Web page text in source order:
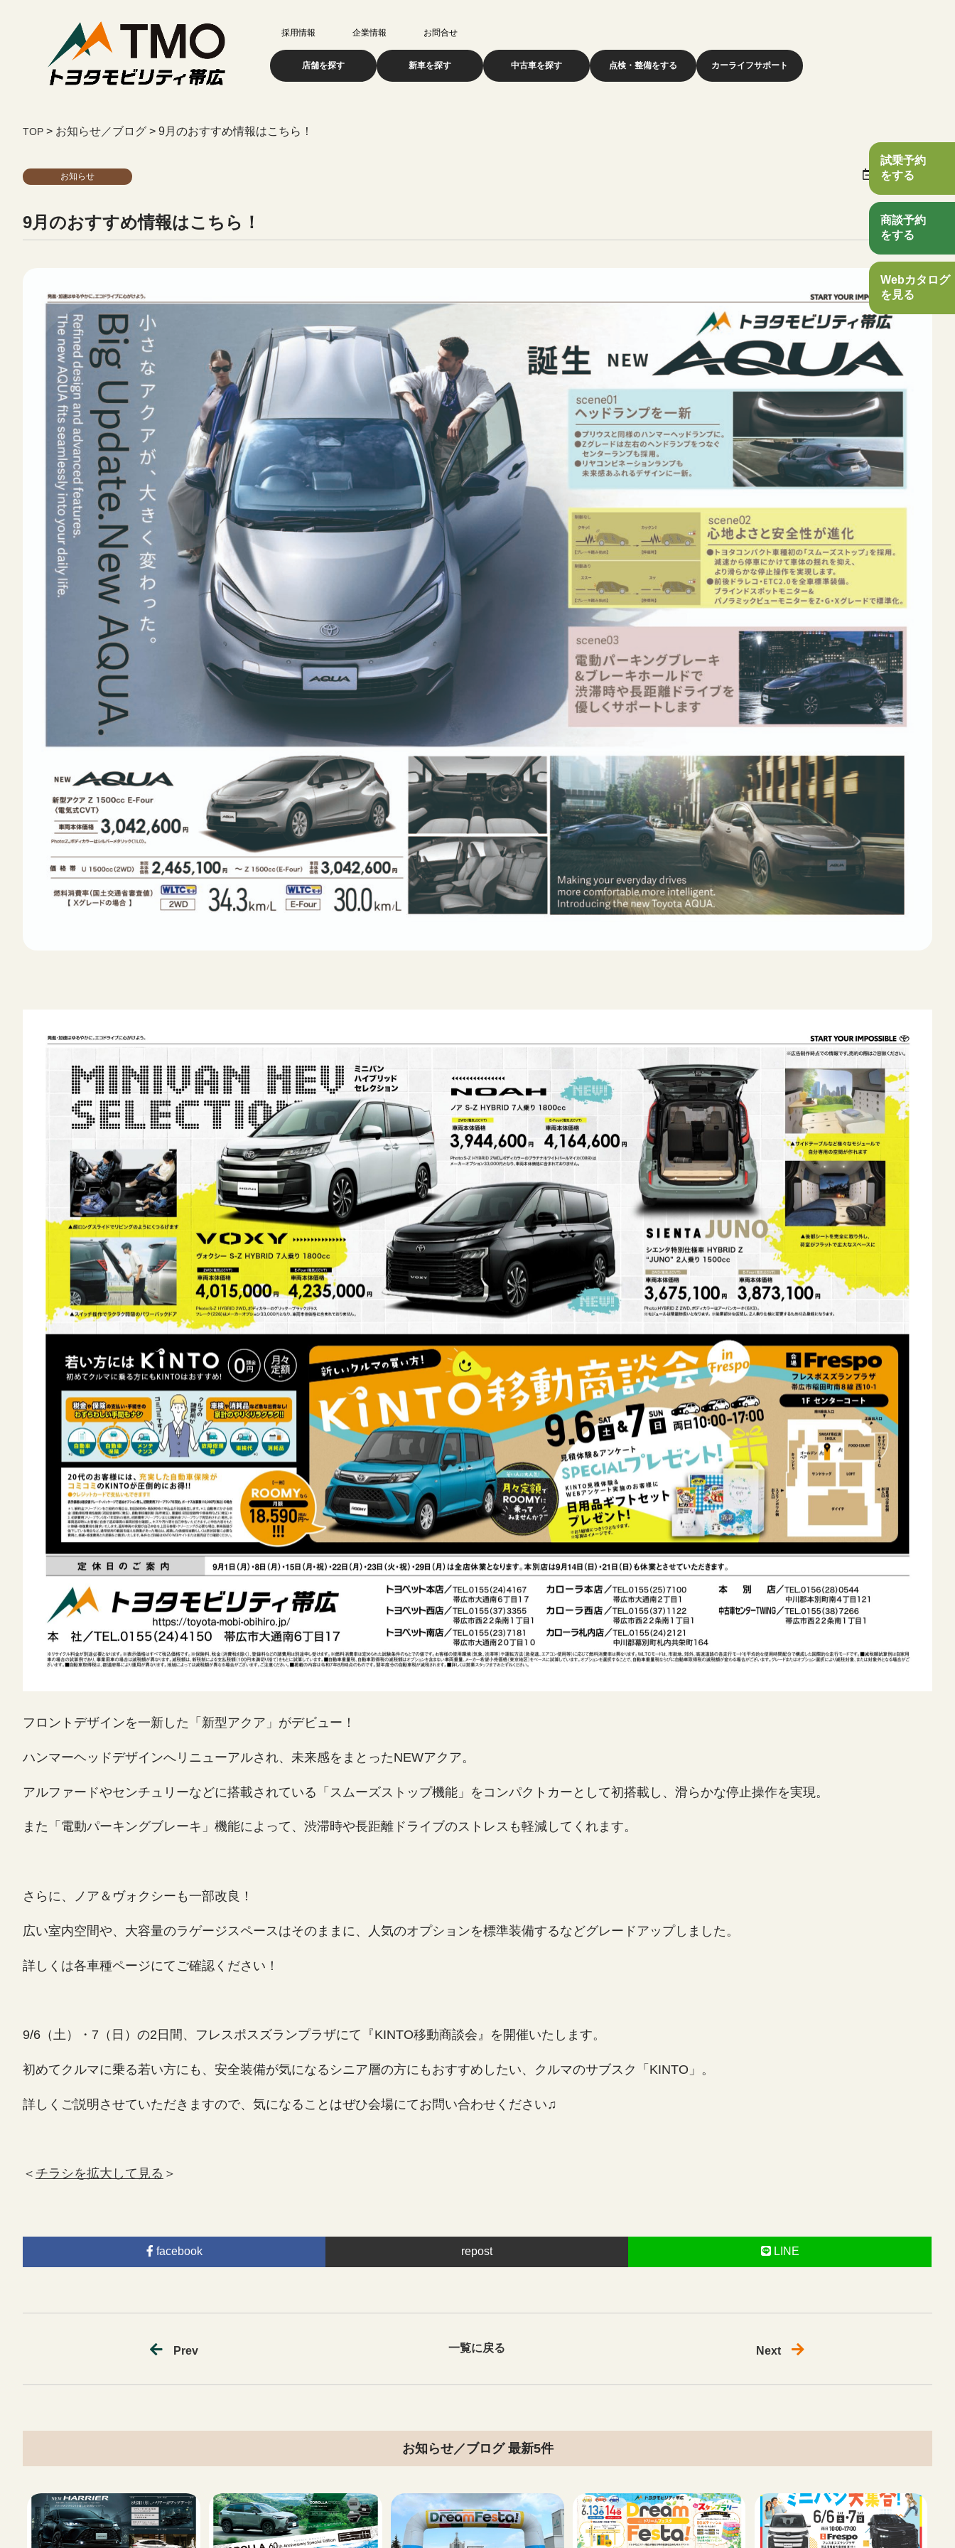
採用情報 企業情報 お問合せ
店舗を探す 新車を探す 中古車を探す 点検・整備をする カーライフサポート
試乗予約
をする
商談予約
をする
Webカタログ
を見る
> お知らせ／ブログ > 9月のおすすめ情報はこちら！
お知らせ 2025/09/03
9月のおすすめ情報はこちら！
フロントデザインを一新した「新型アクア」がデビュー！
ハンマーヘッドデザインへリニューアルされ、未来感をまとったNEWアクア。
アルファードやセンチュリーなどに搭載されている「スムーズストップ機能」をコンパクトカーとして初搭載し、滑らかな停止操作を実現。
また「電動パーキングブレーキ」機能によって、渋滞時や長距離ドライブのストレスも軽減してくれます。
さらに、ノア＆ヴォクシーも一部改良！
広い室内空間や、大容量のラゲージスペースはそのままに、人気のオプションを標準装備するなどグレードアップしました。
詳しくは各車種ページにてご確認ください！
9/6（土）・7（日）の2日間、フレスポスズランプラザにて『KINTO移動商談会』を開催いたします。
初めてクルマに乗る若い方にも、安全装備が気になるシニア層の方にもおすすめしたい、クルマのサブスク「KINTO」。
詳しくご説明させていただきますので、気になることはぜひ会場にてお問い合わせください♫
＜ チラシを拡大して見る ＞
facebook repost LINE
Prev 一覧に戻る Next
お知らせ／ブログ 最新5件